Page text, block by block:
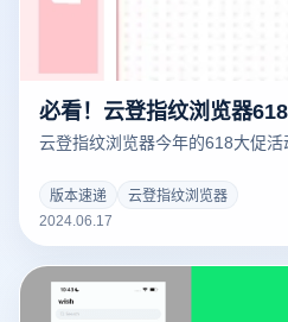
云登指纹浏览器今年的618大促活
版本速递
云登指纹浏览器
2024.06.17